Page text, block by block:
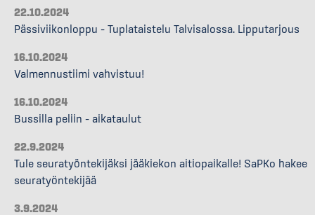
22.10.2024
Pässiviikonloppu – Tuplataistelu Talvisalossa. Lipputarjous
16.10.2024
Valmennustiimi vahvistuu!
16.10.2024
Bussilla peliin – aikataulut
22.9.2024
Tule seuratyöntekijäksi jääkiekon aitiopaikalle! SaPKo hakee
seuratyöntekijää
3.9.2024